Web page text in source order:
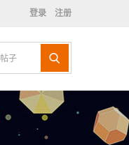
登录 注册
帖子